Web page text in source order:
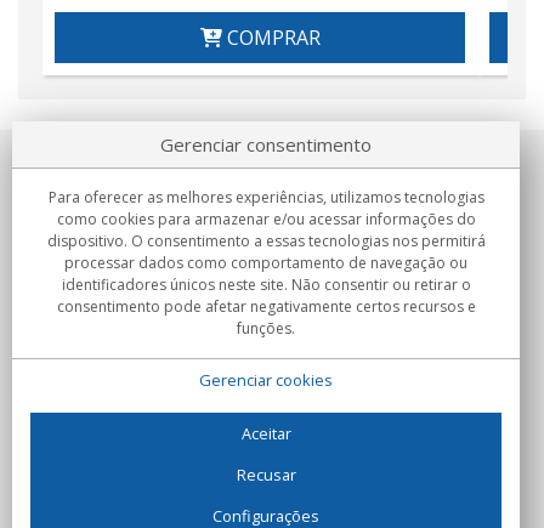
COMPRAR
Sobre nosotros
Compromissos
Compras
C/Flassaders, 13, Nave 6, 08130 Santa Perpètua de Mogoda
Gerenciar consentimento
Para oferecer as melhores experiências, utilizamos tecnologias
como cookies para armazenar e/ou acessar informações do
dispositivo. O consentimento a essas tecnologias nos permitirá
processar dados como comportamento de navegação ou
identificadores únicos neste site. Não consentir ou retirar o
consentimento pode afetar negativamente certos recursos e
funções.
Gerenciar cookies
Aceitar
Recusar
Configurações